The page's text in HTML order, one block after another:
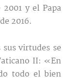
y el Papa
2016.
virtudes se
II: «En
todo el bien